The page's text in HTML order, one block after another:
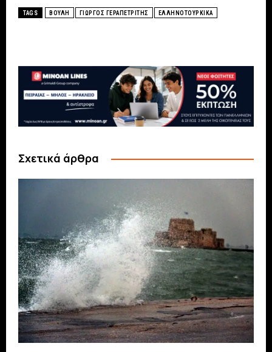
TAGS ΒΟΥΛΗ ΓΙΩΡΓΟΣ ΓΕΡΑΠΕΤΡΙΤΗΣ ΕΛΛΗΝΟΤΟΥΡΚΙΚΑ
Σχετικά άρθρα